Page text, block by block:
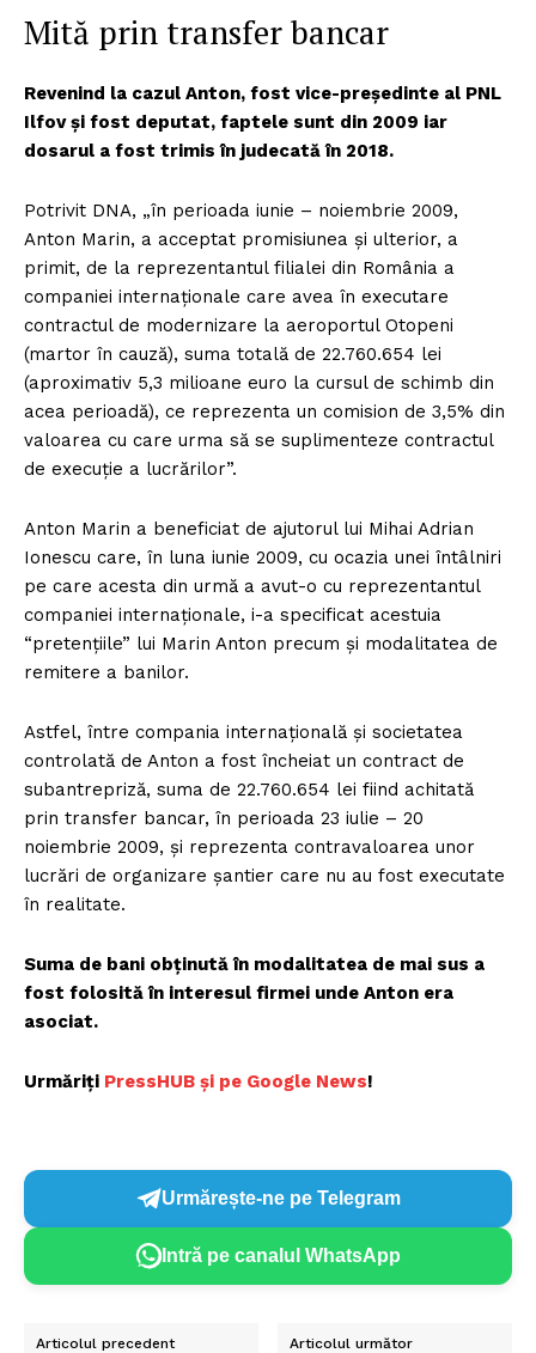
Mită prin transfer bancar
Revenind la cazul Anton, fost vice-președinte al PNL
Ilfov și fost deputat, faptele sunt din 2009 iar
dosarul a fost trimis în judecată în 2018.
Potrivit DNA, „în perioada iunie – noiembrie 2009,
Anton Marin, a acceptat promisiunea și ulterior, a
primit, de la reprezentantul filialei din România a
companiei internaționale care avea în executare
contractul de modernizare la aeroportul Otopeni
(martor în cauză), suma totală de 22.760.654 lei
(aproximativ 5,3 milioane euro la cursul de schimb din
acea perioadă), ce reprezenta un comision de 3,5% din
valoarea cu care urma să se suplimenteze contractul
de execuție a lucrărilor”.
Anton Marin a beneficiat de ajutorul lui Mihai Adrian
Ionescu care, în luna iunie 2009, cu ocazia unei întâlniri
pe care acesta din urmă a avut-o cu reprezentantul
companiei internaționale, i-a specificat acestuia
“pretențiile” lui Marin Anton precum și modalitatea de
remitere a banilor.
Astfel, între compania internațională și societatea
controlată de Anton a fost încheiat un contract de
subantrepriză, suma de 22.760.654 lei fiind achitată
prin transfer bancar, în perioada 23 iulie – 20
noiembrie 2009, și reprezenta contravaloarea unor
lucrări de organizare șantier care nu au fost executate
în realitate.
Suma de bani obținută în modalitatea de mai sus a
fost folosită în interesul firmei unde Anton era
asociat.
Urmăriți PressHUB și pe Google News!
Urmărește-ne pe Telegram
Intră pe canalul WhatsApp
Articolul precedent Articolul următor